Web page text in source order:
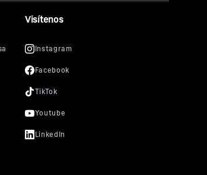
Visítenos